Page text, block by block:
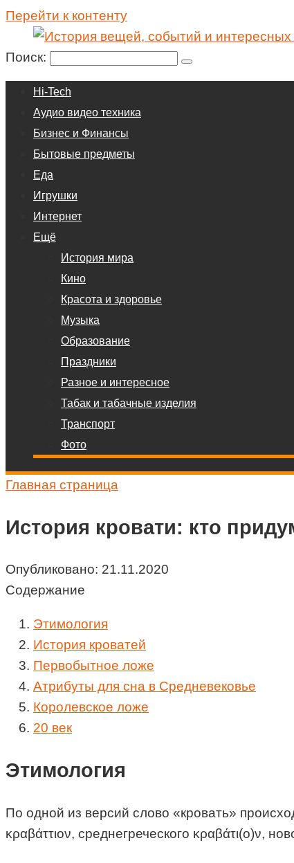
Перейти к контенту
Поиск:
Hi-Tech
Аудио видео техника
Бизнес и Финансы
Бытовые предметы
Еда
Игрушки
Интернет
Ещё
История мира
Кино
Красота и здоровье
Музыка
Образование
Праздники
Разное и интересное
Табак и табачные изделия
Транспорт
Фото
Главная страница
История кровати: кто
Опубликовано: 21.11.2020
Содержание
Этимология
История кроватей
Первобытное ложе
Атрибуты для сна в Средневековье
Королевское ложе
20 век
Этимология
По одной из версий слово «кровать»
κραβάττιον, среднегреческого κραβάτι(ο)ν,